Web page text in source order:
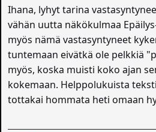
Ihana, lyhyt tarina
vähän uutta näkökulmaa
myös nämä vastasyntyneet
tuntemaan eivätkä ole pelkkiä
myös, koska muisti koko ajan
kokemaan. Helppolukuista
tottakai hommata heti omaan